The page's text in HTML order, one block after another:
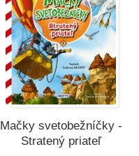
Mačky svetobežníčky -
Stratený priateľ